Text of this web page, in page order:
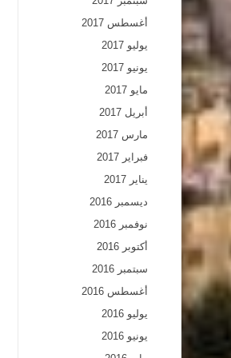
أغسطس 2017
يوليو 2017
يونيو 2017
مايو 2017
أبريل 2017
مارس 2017
فبراير 2017
يناير 2017
ديسمبر 2016
نوفمبر 2016
أكتوبر 2016
سبتمبر 2016
أغسطس 2016
يوليو 2016
يونيو 2016